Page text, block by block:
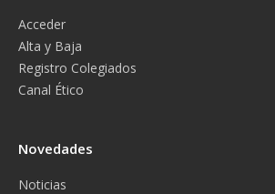
Acceder
Alta y Baja
Registro Colegiados
Canal Ético
Novedades
Noticias